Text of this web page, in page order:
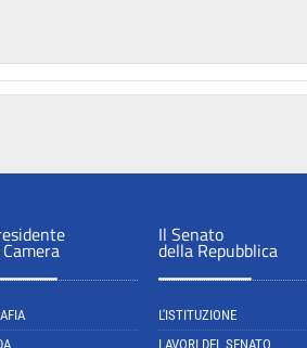
Il Senato
della Repubblica
L'ISTITUZIONE
LAVORI DEL SENATO